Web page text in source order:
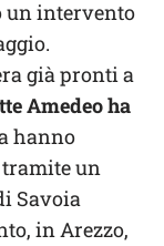
un intervento
già pronti a
Amedeo ha
hanno
tramite un
Savoia
in Arezzo,